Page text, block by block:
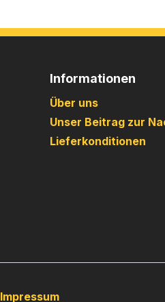
Informationen
Über uns
Unser Beitrag zur
Lieferkonditionen
Impressum